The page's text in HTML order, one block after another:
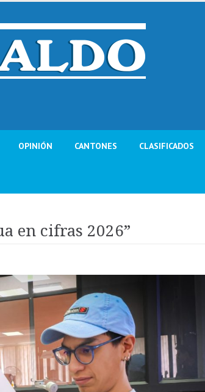
OPINIÓN CANTONES CLASIFICADOS
en cifras 2026”